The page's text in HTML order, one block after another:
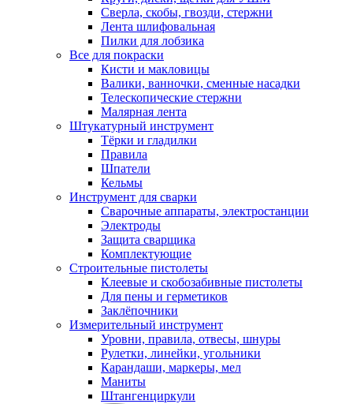
Сверла, скобы, гвозди, стержни
Лента шлифовальная
Пилки для лобзика
Все для покраски
Кисти и макловицы
Валики, ванночки, сменные насадки
Телескопические стержни
Малярная лента
Штукатурный инструмент
Тёрки и гладилки
Правила
Шпатели
Кельмы
Инструмент для сварки
Сварочные аппараты, электростанции
Электроды
Защита сварщика
Комплектующие
Строительные пистолеты
Клеевые и скобозабивные пистолеты
Для пены и герметиков
Заклёпочники
Измерительный инструмент
Уровни, правила, отвесы, шнуры
Рулетки, линейки, угольники
Карандаши, маркеры, мел
Маниты
Штангенциркули